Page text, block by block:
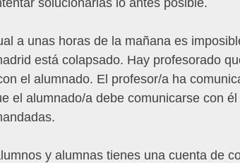
solucionarlas lo antes posible.
a unas horas de la mañana es
está colapsado. Hay profesorado
el alumnado. El profesor/a ha
el alumnado/a debe comunicarse con
y alumnas tienes una cuenta de